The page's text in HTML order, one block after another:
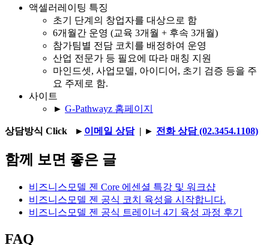
액셀러레이팅 특징
초기 단계의 창업자를 대상으로 함
6개월간 운영 (교육 3개월 + 후속 3개월)
참가팀별 전담 코치를 배정하여 운영
산업 전문가 등 필요에 따라 매칭 지원
마인드셋, 사업모델, 아이디어, 초기 검증 등을 주
요 주제로 함.
사이트
► G-Pathwayz 홈페이지
상담방식 Click ► 이메일 상담| ► 전화 상담 (02.3454.1108)
함께 보면 좋은 글
비즈니스모델 젠 Core 에센셜 특강 및 워크샵
비즈니스모델 젠 공식 코치 육성을 시작합니다.
비즈니스모델 젠 공식 트레이너 4기 육성 과정 후기
FAQ